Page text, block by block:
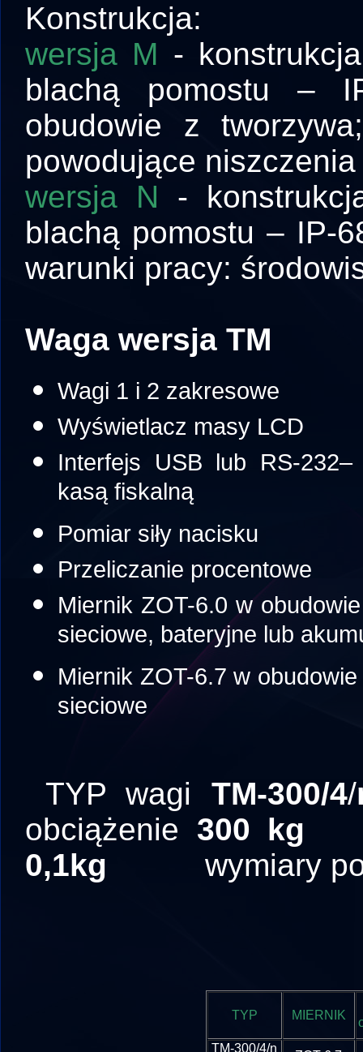
Konstrukcja:
wersja M -
blachą pomostu –
obudowie z
powodujące
wersja N -
blachą pomostu – IP-
warunki pracy:
Waga wersja TM
Wagi 1 i 2 zakresowe
Wyświetlacz masy LCD
Interfejs USB lub RS-
kasą fiskalną
Pomiar siły nacisku
Przeliczanie procentowe
Miernik ZOT-6.0 w
sieciowe, bateryjne lub
Miernik ZOT-6.7 w
sieciowe
TYP wagi TM-300/4/
obciążenie 300 kg
0,1kg
wymiary
TYP MIERNIK
TM-300/4/n